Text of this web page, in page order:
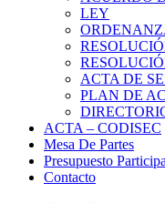
LEY
ACTA DE
PLAN DE
ACTA – CODISEC
Mesa De Partes
Presupuesto
Contacto